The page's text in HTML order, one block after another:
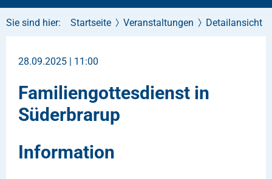
Sie sind hier: Startseite Veranstaltungen Detailansicht
28.09.2025 | 11:00
Familiengottesdienst in
Süderbrarup
Information